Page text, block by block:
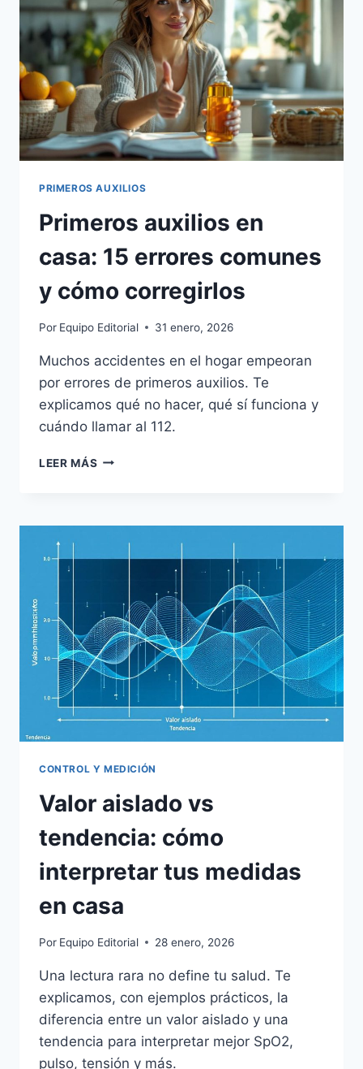
PRIMEROS AUXILIOS
Primeros auxilios en
casa: 15 errores comunes
y cómo corregirlos
Por Equipo Editorial 31 enero, 2026
Muchos accidentes en el hogar empeoran
por errores de primeros auxilios. Te
explicamos qué no hacer, qué sí funciona y
cuándo llamar al 112.
LEER MÁS PRIMEROS
15
ERRORES
COMUNES
CORREGIRLOS
CONTROL Y MEDICIÓN
Valor aislado vs
tendencia: cómo
interpretar tus medidas
en casa
Por Equipo Editorial 28 enero, 2026
Una lectura rara no define tu salud. Te
explicamos, con ejemplos prácticos, la
diferencia entre un valor aislado y una
tendencia para interpretar mejor SpO2,
pulso, tensión y más.